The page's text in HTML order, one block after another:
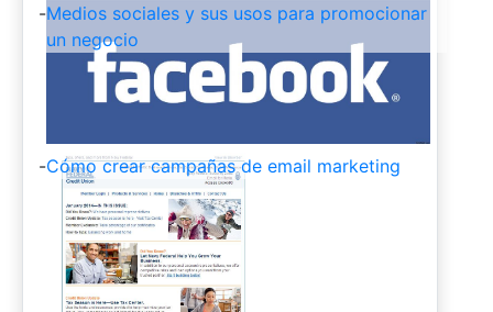
-Medios sociales y sus usos para promocionar
un negocio
-Cómo crear campañas de email marketing